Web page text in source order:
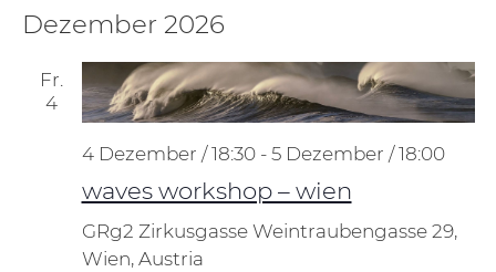
Dezember 2026
Fr.
4
waves workshop – wien
4 Dezember / 18:30- 5 Dezember / 18:00
GRg2 Zirkusgasse Weintraubengasse 29,
Wien, Austria